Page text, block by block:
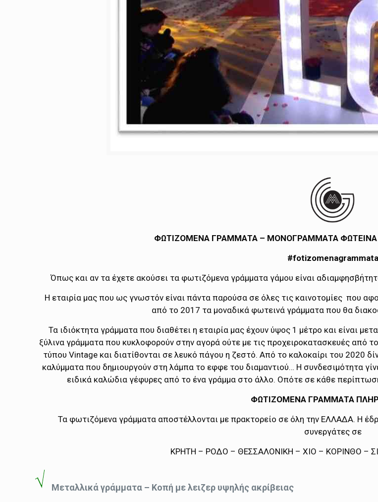
ΦΩΤΙΖΟΜΕΝΑ ΓΡΑΜΜΑΤΑ – ΜΟΝΟΓΡΑΜΜΑΤΑ
#fotizomenagrammata
Όπως και αν τα έχετε ακούσει τα φωτιζόμενα γράμματα γάμου είναι
Η εταιρία μας που ως γνωστόν είναι πάντα παρούσα σε όλες τις καινοτομίες που
από το 2017 τα μοναδικά φωτεινά γράμματα που θα
Τα ιδιόκτητα γράμματα που διαθέτει η εταιρία μας έχουν ύψος 1 μέτρο και είναι
ξύλινα γράμματα που κυκλοφορούν στην αγορά ούτε με τις προχειροκατασκευές από
τύπου Vintage και διατίθονται σε λευκό πάγου η ζεστό. Από το καλοκαίρι του 2020
καλύμματα που δημιουργούν στη λάμπα το εφφε του διαμαντιού… Η συνδεσιμότητα
ειδικά καλώδια γέφυρες από το ένα γράμμα στο άλλο. Οπότε σε κάθε
ΦΩΤΙΖΟΜΕΝΑ ΓΡΑΜΜΑΤΑ
Τα φωτιζόμενα γράμματα αποστέλλονται με πρακτορείο σε όλη την ΕΛΛΑΔΑ. Η
συνεργάτες σε
ΚΡΗΤΗ – ΡΟΔΟ – ΘΕΣΣΑΛΟΝΙΚΗ – ΧΙΟ – ΚΟΡΙΝΘΟ –
Μεταλλικά γράμματα – Κοπή με λειζερ υψηλής ακρίβειας